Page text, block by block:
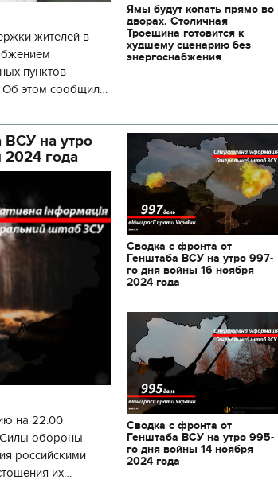
жителей в
пунктов
Об этом сообщил
Ямы будут копать прямо во
дворах. Столичная
Троещина готовится к
худшему сценарию без
энергоснабжения
ВСУ на утро
2024 года
на 22.00
Силы обороны
российскими
их
Сводка с фронта от
Генштаба ВСУ на утро 997-
го дня войны 16 ноября
2024 года
Сводка с фронта от
Генштаба ВСУ на утро 995-
го дня войны 14 ноября
2024 года